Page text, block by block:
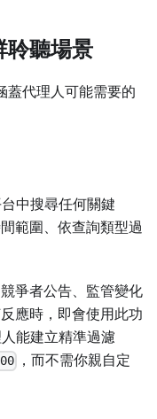
聆聽場景
蓋代理人可能需要的
中搜尋任何關鍵
範圍、依查詢類型過
爭者公告、監管變化
應時，即會使用此功
能建立精準過濾
，而不需你親自定